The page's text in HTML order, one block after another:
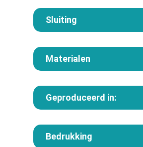
Sluiting
Materialen
Geproduceerd in:
Bedrukking